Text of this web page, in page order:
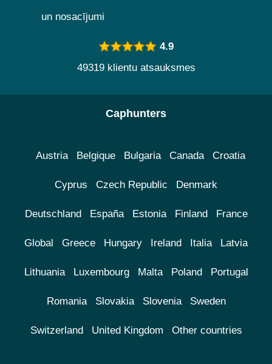
un nosacījumi
4.9
49319 klientu atsauksmes
Caphunters
Austria Belgique Bulgaria Canada Croatia
Cyprus Czech Republic Denmark
Deutschland España Estonia Finland France
Global Greece Hungary Ireland Italia Latvia
Lithuania Luxembourg Malta Poland Portugal
Romania Slovakia Slovenia Sweden
Switzerland United Kingdom Other countries